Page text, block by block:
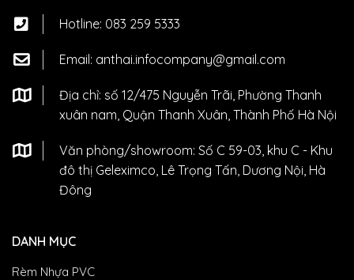
Hotline: 083 259 5333
Email: anthai.infocompany@gmail.com
Địa chỉ: số 12/475 Nguyễn Trãi, Phường Thanh
xuân nam, Quận Thanh Xuân, Thành Phố Hà Nội
Văn phòng/showroom: Số C 59-03, khu C - Khu
đô thị Geleximco, Lê Trọng Tấn, Dương Nội, Hà
Đông
DANH MỤC
Rèm Nhựa PVC